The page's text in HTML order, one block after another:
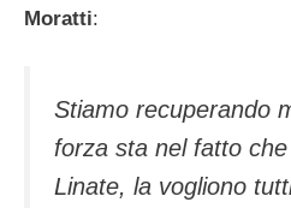
Moratti:
Stiamo recuperando
forza sta nel fatto
Linate, la vogliono